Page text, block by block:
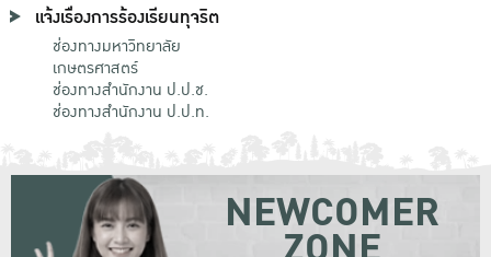
แจ้งเรื่องการร้องเรียนทุจริต
ช่องทางมหาวิทยาลัย
เกษตรศาสตร์
ช่องทางสำนักงาน ป.ป.ช.
ช่องทางสำนักงาน ป.ป.ท.
NEWCOMER